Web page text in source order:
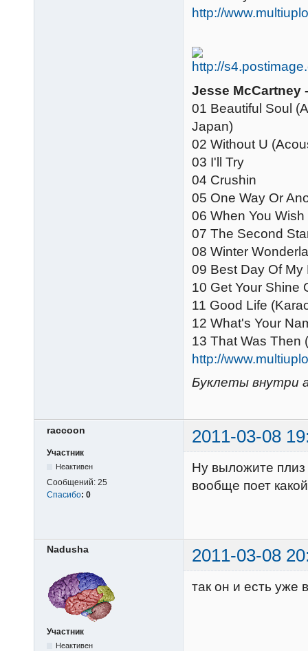
http://
Jesse McCartney
01 Beautiful Soul
Japan)
02 Without U
03 I'll Try
04 Crushin
05 One Way Or
06 When You Wish
07 The Second
08 Winter
09 Best Day Of My
10 Get Your Shine
11 Good Life
12 What's Your
13 That Was Then
http://
Буклеты внутри
raccoon 2011-03-08
Участник
Неактивен
Сообщений: 25
Спасибо: 0
Ну выложите плиз
вообще поет
Nadusha 2011-03-08
Участник
Неактивен
так он и есть уже